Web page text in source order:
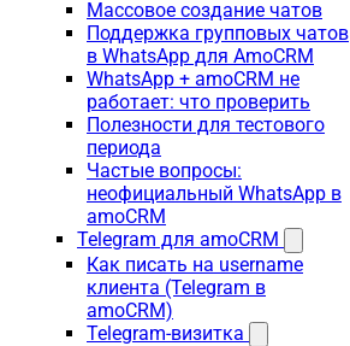
Массовое создание чатов
Поддержка групповых чатов
в WhatsApp для AmoCRM
WhatsApp + amoCRM не
работает: что проверить
Полезности для тестового
периода
Частые вопросы:
неофициальный WhatsApp в
amoCRM
Telegram для amoCRM
Как писать на username
клиента (Telegram в
amoCRM)
Telegram-визитка